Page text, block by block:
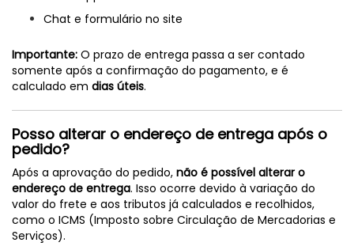
Chat e formulário no site
Importante: O prazo de entrega passa a ser contado
somente após a confirmação do pagamento, e é
calculado em dias úteis.
Posso alterar o endereço de entrega após o
pedido?
Após a aprovação do pedido, não é possível alterar o
endereço de entrega. Isso ocorre devido à variação do
valor do frete e aos tributos já calculados e recolhidos,
como o ICMS (Imposto sobre Circulação de Mercadorias e
Serviços).